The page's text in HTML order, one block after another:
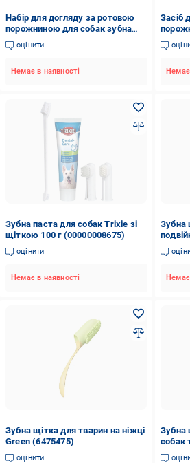
Набір для догляду за ротовою
порожниною для собак зубна
паста/щітки 2 шт. (1М1190)
оцінити
Немає в наявності
Засіб
Немає
Зубна паста для собак Trixie зі
щіткою 100 г (00000008675)
оцінити
Немає в наявності
Зубна
Немає
Зубна щітка для тварин на ніжці
Green (6475475)
оцінити
Зубна
собак